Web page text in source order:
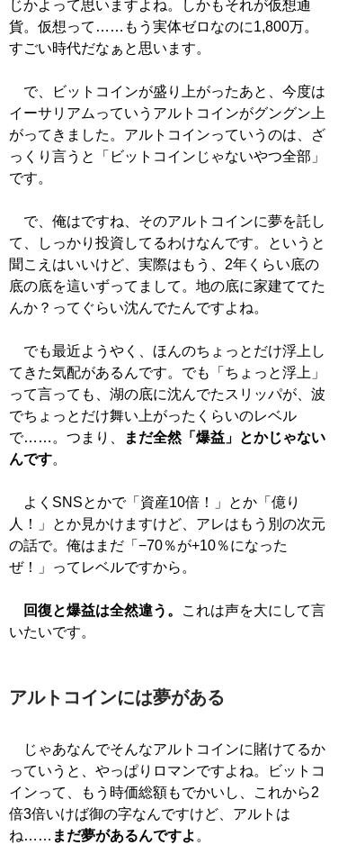
じかよって思いますよね。しかもそれが仮想通
貨。仮想って……もう実体ゼロなのに1,800万。
すごい時代だなぁと思います。
で、ビットコインが盛り上がったあと、今度は
イーサリアムっていうアルトコインがグングン上
がってきました。アルトコインっていうのは、ざ
っくり言うと「ビットコインじゃないやつ全部」
です。
で、俺はですね、そのアルトコインに夢を託し
て、しっかり投資してるわけなんです。というと
聞こえはいいけど、実際はもう、2年くらい底の
底の底を這いずってまして。地の底に家建ててた
んか？ってぐらい沈んでたんですよね。
でも最近ようやく、ほんのちょっとだけ浮上し
てきた気配があるんです。でも「ちょっと浮上」
って言っても、湖の底に沈んでたスリッパが、波
でちょっとだけ舞い上がったくらいのレベル
で……。つまり、
まだ全然「爆益」とかじゃない
んです。
よくSNSとかで「資産10倍！」とか「億り
人！」とか見かけますけど、アレはもう別の次元
の話で。俺はまだ「−70％が+10％になった
ぜ！」ってレベルですから。
回復と爆益は全然違う。
これは声を大にして言
いたいです。
アルトコインには夢がある
じゃあなんでそんなアルトコインに賭けてるか
っていうと、やっぱりロマンですよね。ビットコ
インって、もう時価総額もでかいし、これから2
倍3倍いけば御の字なんですけど、アルトは
ね…… まだ夢があるんですよ。